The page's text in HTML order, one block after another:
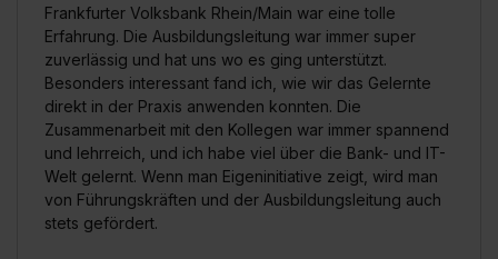
Frankfurter Volksbank Rhein/Main war eine tolle
Erfahrung. Die Ausbildungsleitung war immer super
zuverlässig und hat uns wo es ging unterstützt.
Besonders interessant fand ich, wie wir das Gelernte
direkt in der Praxis anwenden konnten. Die
Zusammenarbeit mit den Kollegen war immer spannend
und lehrreich, und ich habe viel über die Bank- und IT-
Welt gelernt. Wenn man Eigeninitiative zeigt, wird man
von Führungskräften und der Ausbildungsleitung auch
stets gefördert.